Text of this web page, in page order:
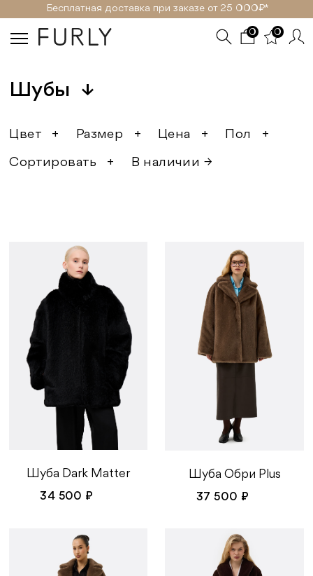
Бесплатная доставка при заказе от 25 000₽ *
0 0
Шубы ↓
Цвет + Размер + Цена + Пол
+
Сортировать
+ В наличии →
Шуба Dark Matter
34 500 ₽
Шуба Обри Plus
37 500 ₽